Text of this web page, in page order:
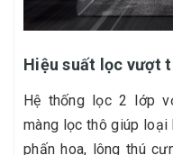
Hiệu suất lọc vượt
Hệ thống lọc 2 lớp
màng lọc thô giúp loại
phấn hoa, lông thú